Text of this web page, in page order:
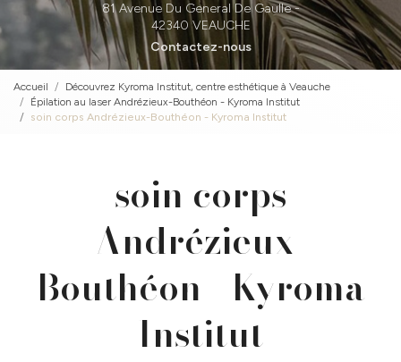
81 Avenue Du General De Gaulle -
42340 VEAUCHE
Contactez-nous
Accueil
Découvrez Kyroma Institut, centre esthétique à Veauche
Épilation au laser Andrézieux-Bouthéon - Kyroma Institut
soin corps Andrézieux-Bouthéon - Kyroma Institut
soin corps
Andrézieux-
Bouthéon - Kyroma
Institut